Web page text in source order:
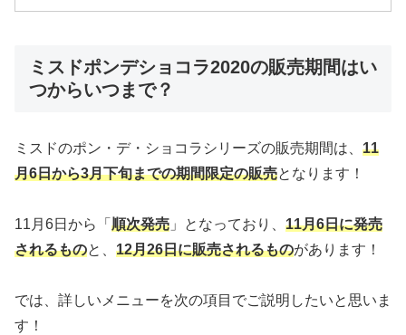
ミスドポンデショコラ2020の販売期間はい
つからいつまで？
ミスドのポン・デ・ショコラシリーズの販売期間は、 11
月6日から3月下旬までの期間限定の販売となります！
11月6日から「 順次発売 」となっており、 11月6日に発売
されるものと、 12月26日に販売されるものがあります！
では、詳しいメニューを次の項目でご説明したいと思いま
す！